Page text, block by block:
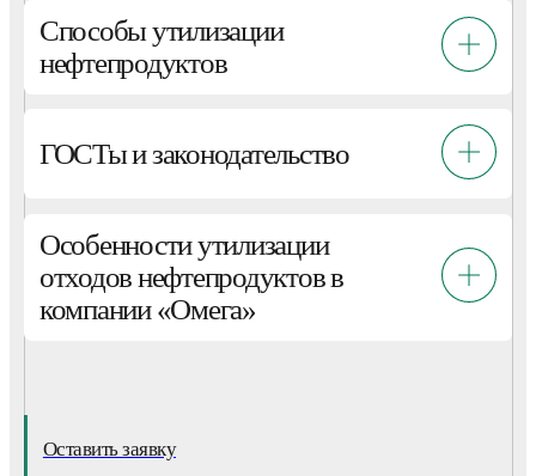
Способы утилизации
нефтепродуктов
ГОСТы и законодательство
Особенности утилизации
отходов нефтепродуктов в
компании «Омега»
Оставить заявку